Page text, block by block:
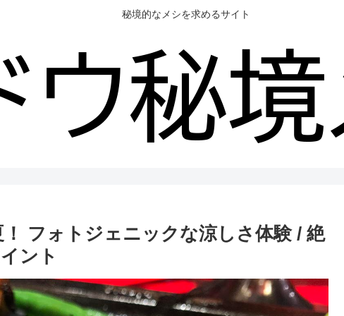
秘境的なメシを求めるサイト
！ フォトジェニックな涼しさ体験 / 絶
ント